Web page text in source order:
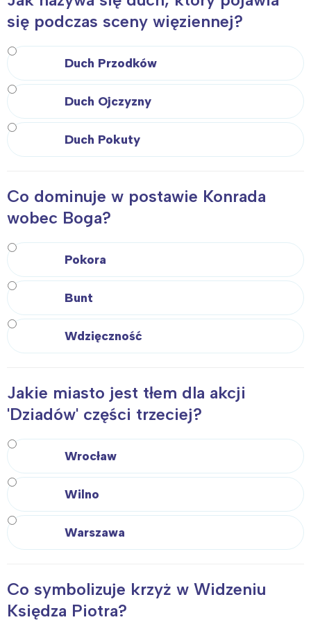
się podczas sceny więziennej?
Duch Przodków
Duch Ojczyzny
Duch Pokuty
Co dominuje w postawie Konrada
wobec Boga?
Pokora
Bunt
Wdzięczność
Jakie miasto jest tłem dla akcji
'Dziadów' części trzeciej?
Wrocław
Wilno
Warszawa
Co symbolizuje krzyż w Widzeniu
Księdza Piotra?
Trójmiasto
Wrocław
Południe
Wybieram